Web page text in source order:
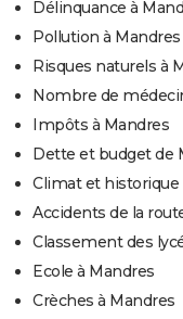
Délinquance à
Pollution à Mandres
Risques naturels à
Nombre de
Impôts à Mandres
Dette et budget de
Climat et
Accidents de la
Classement des
Ecole à Mandres
Crèches à Mandres